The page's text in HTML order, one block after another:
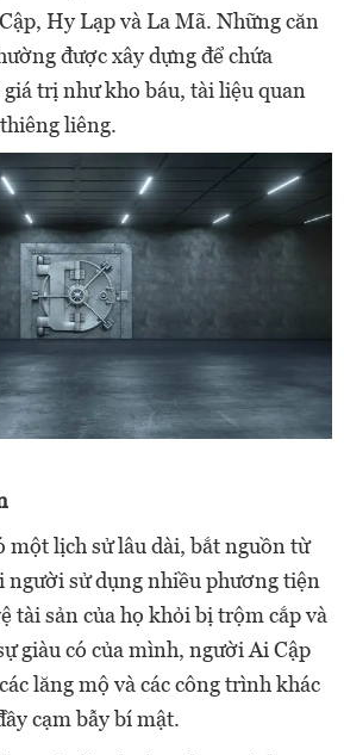
Hy Lạp và La Mã. Những căn
được xây dựng để chứa
trị như kho báu, tài liệu quan
liêng.
một lịch sử lâu dài, bắt nguồn từ
sử dụng nhiều phương tiện
tài sản của họ khỏi bị trộm cắp và
giàu có của mình, người Ai Cập
lăng mộ và các công trình khác
cạm bẫy bí mật.